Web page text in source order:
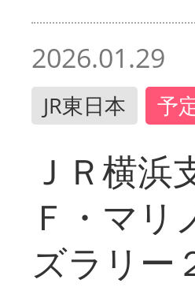
2026.01.29
JR東日本 予
ＪＲ横
Ｆ・マリ
ズラリー